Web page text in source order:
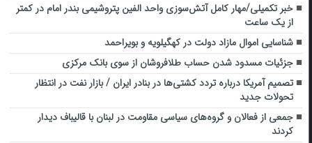
خبر تکمیلی/مهار کامل آتش‌سوزی واحد الفین پتروشیمی بندر امام در کمتر
از یک ساعت
شناسایی اموال مازاد دولت در کهگیلویه و بویراحمد
جزئیات مسدود شدن حساب طلافروشان از سوی بانک مرکزی
تصمیم آمریکا درباره تردد کشتی‌ها در بنادر ایران / بازار نفت در انتظار
تحولات جدید
جمعی از فعالان و گروه‌های سیاسی مقاومت در لبنان با قالیباف دیدار
کردند